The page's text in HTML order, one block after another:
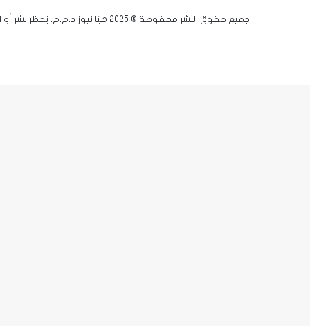
جميع حقوق النشر محفوظة © 2025 هيّا نيوز ذ.م.م. يُحظر نشر أو اقتباس أي مادة دون إذن مسبق.